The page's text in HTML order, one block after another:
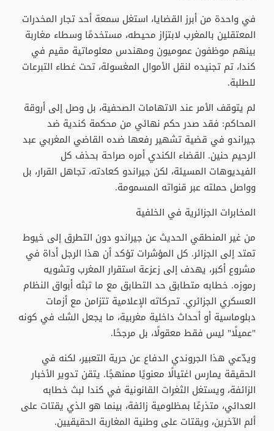
في واحدة من أبرز القضايا، استغل سمعة أحد تجار المخدرات
المعتقلين بالمغرب لابتزاز محيطه، مستخدمًا وسطاء مغاربة
بينهم موظفون عموميون ومهندس معلوماتية مقيم في
كندا، تم تجنيده لنقل الأموال المغسولة، تحت غطاء التبرعات
للطلبة.
لم يتوقف الأمر عند الاتهامات الصحفية، بل وصل إلى أروقة
المحاكم: فقد صدر حكم نهائي من محكمة كندية ضد
جيراندو في قضية تشهير رفعها ضده القاضي المغربي عبد
الرحيم حنين. القضاء الكندي أمره صراحة بحذف كل
الفيديوهات المسيئة، لكن جيراندو كعادته، تجاهل القرار، بل
وواصل حملته عبر قنواته المسمومة.
المخابرات الجزائرية في الخلفية
من غير المنطقي الحديث عن جيراندو دون التطرق إلى خيوط
تمتد إلى الجزائر. كل المؤشرات تؤكد أن هذا الرجل أداة في
مشروع أكبر، يهدف إلى زعزعة استقرار المغرب وتشويه
رموزه. خطابه متطابق حد التطابق مع ما تبثه أبواق النظام
العسكري الجزائري. تحركاته الإعلامية تتزامن مع أزمات
دبلوماسية أو أحداث داخلية مغربية، ما يجعل الشك في كونه
"عميلًا" ليس فقط معقولًا، بل مرجحًا.
ويدّعي هذا الجروندي الدفاع عن حرية التعبير، لكنه في
الحقيقة يمارس اغتيالًا معنويًا ممنهجًا. يتقن تدوير الأخبار
الزائفة، ويستغل الثغرات القانونية في كندا لبث خطابه
العدائي، متذرعًا بمظلومية زائفة، بينما هو الذي يقتات على
ألم الآخرين، ويقتات على وطنية المغاربة الحقيقيين.